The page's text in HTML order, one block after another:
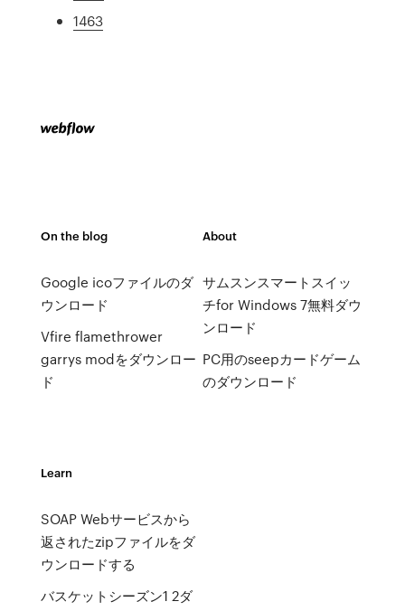
1463
On the blog
Google icoファイルのダ
ウンロード
Vfire flamethrower
garrys modをダウンロー
ド
About
サムスンスマートスイッ
チfor Windows 7無料ダウ
ンロード
PC用のseepカードゲーム
のダウンロード
Learn
SOAP Webサービスから
返されたzipファイルをダ
ウンロードする
バスケットシーズン1 2ダ